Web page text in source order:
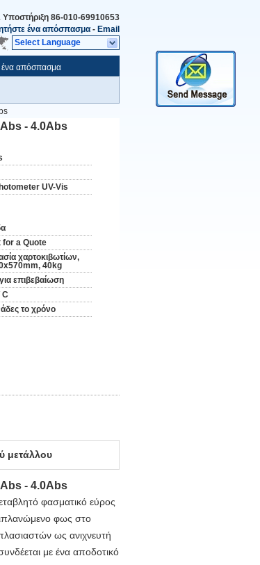
86-010-69910653
ένα απόσπασμα - Email
Select Language
ένα απόσπασμα
- 4.0Abs
UV-Vis
for a Quote
χαρτοκιβωτίων,
40kg
επιβεβαίωση
C
το χρόνο
μετάλλου
- 4.0Abs
φασματικό εύρος
φως στο
ως ανιχνευτή
με ένα αποδοτικό